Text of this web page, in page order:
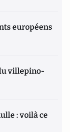
européens
villepino-
: voilà ce